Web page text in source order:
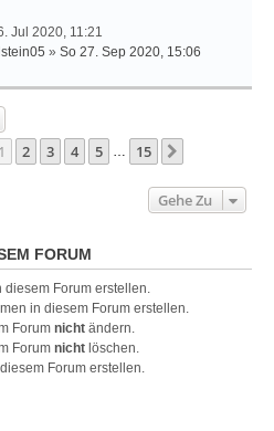
Jul 2020, 11:21
» So 27. Sep 2020, 15:06
1Von 15
1 2 3 4 5 … 15
Gehe Zu
FORUM
diesem Forum erstellen.
in diesem Forum erstellen.
Forum nicht ändern.
Forum nicht löschen.
Forum erstellen.